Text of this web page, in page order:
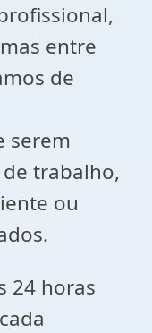
entre
de
serem
trabalho,
ou
24 horas